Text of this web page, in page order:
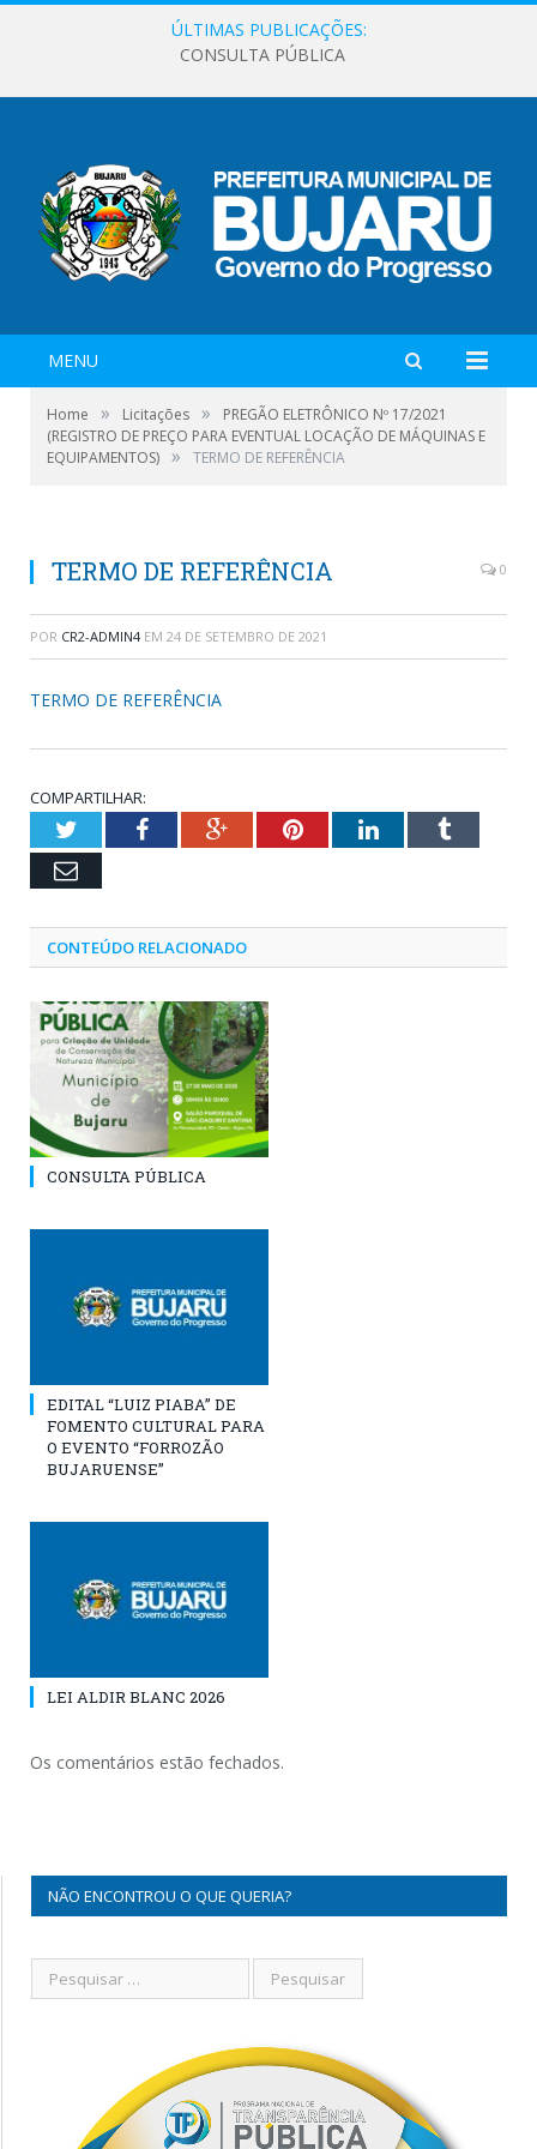
ÚLTIMAS PUBLICAÇÕES:
CONSULTA PÚBLICA
MENU
Home » Licitações »
PREGÃO ELETRÔNICO Nº 17/2021
(REGISTRO DE PREÇO PARA EVENTUAL LOCAÇÃO DE MÁQUINAS E
EQUIPAMENTOS) » TERMO DE REFERÊNCIA
TERMO DE REFERÊNCIA 0
POR CR2-ADMIN4 EM 24 DE SETEMBRO DE 2021
TERMO DE REFERÊNCIA
COMPARTILHAR:
TwitterFacebookGoogle+PinterestLinkedInTumblr
Email
CONTEÚDO RELACIONADO
CONSULTA PÚBLICA
EDITAL “LUIZ PIABA” DE
FOMENTO CULTURAL PARA
O EVENTO “FORROZÃO
BUJARUENSE”
LEI ALDIR BLANC 2026
Os comentários estão fechados.
NÃO ENCONTROU O QUE QUERIA?